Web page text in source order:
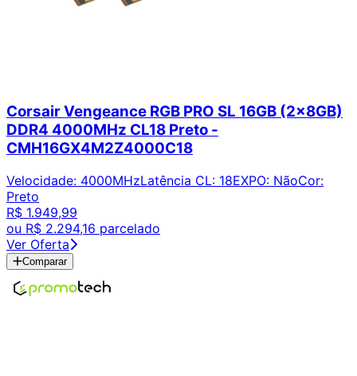
Corsair Vengeance RGB PRO SL 16GB (2x8GB)
DDR4 4000MHz CL18 Preto -
CMH16GX4M2Z4000C18
Velocidade: 4000MHzLatência CL: 18EXPO: NãoCor:
Preto
R$ 1.949,99
ou R$ 2.294,16 parcelado
Ver Oferta
Comparar